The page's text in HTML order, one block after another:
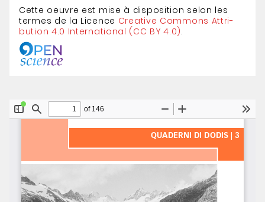
Cette oeuvre est mise à dis­position selon les
termes de la Licence Creative Com­mons Attri­
bution 4.0 Inter­national (CC BY 4.0).